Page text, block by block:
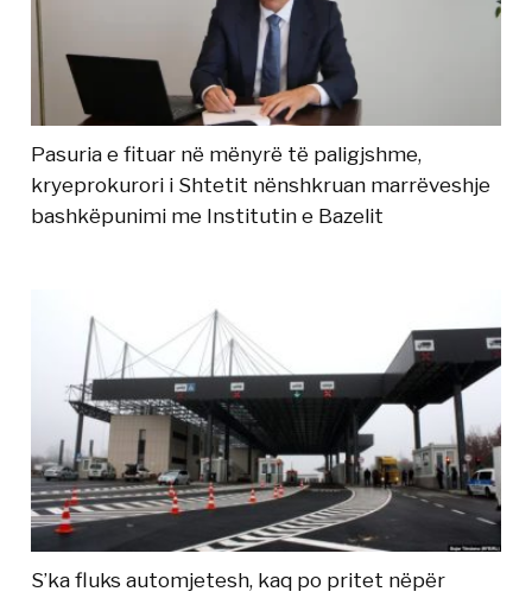
Pasuria e fituar në mënyrë të paligjshme,
kryeprokurori i Shtetit nënshkruan marrëveshje
bashkëpunimi me Institutin e Bazelit
S’ka fluks automjetesh, kaq po pritet nëpër